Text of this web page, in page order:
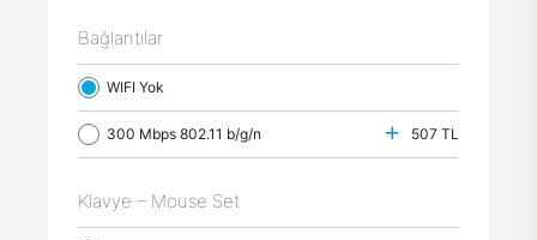
Bağlantılar
WIFI Yok
300 Mbps 802.11 b/g/n 507 TL
Klavye – Mouse Set